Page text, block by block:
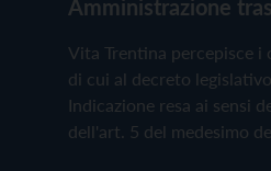
Amministrazione
Vita Trentina percepisce
di cui al decreto
Indicazione resa ai sensi
dell'art. 5 del medesimo